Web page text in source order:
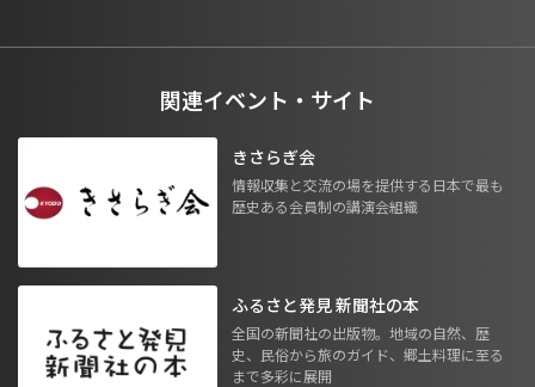
関連イベント・サイト
きさらぎ会
情報収集と交流の場を提供する日本で最も
歴史ある会員制の講演会組織
ふるさと発見 新聞社の本
全国の新聞社の出版物。地域の自然、歴
史、民俗から旅のガイド、郷土料理に至る
まで多彩に展開